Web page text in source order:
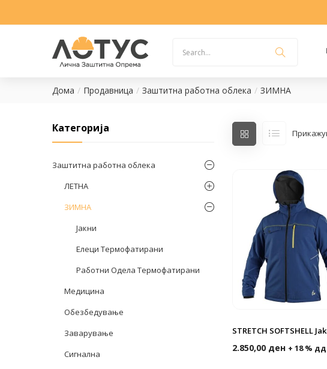
Дома Продавница Заштитна работна облека ЗИМНА
STRETCH SOFTSHELL
2.850,00 ден + 18 %
Категорија
Заштитна работна облека
ЛЕТНА
ЗИМНА
Јакни
Елеци Термофатирани
Работни Одела Термофатирани
Медицина
Обезбедување
Заварување
Сигнална